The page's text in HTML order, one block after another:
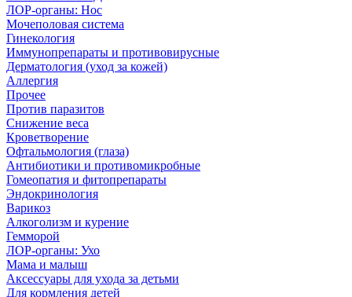
ЛОР-органы: Нос
Мочеполовая система
Гинекология
Иммунопрепараты и противовирусные
Дерматология (уход за кожей)
Аллергия
Прочее
Против паразитов
Снижение веса
Кроветворение
Офтальмология (глаза)
Антибиотики и противомикробные
Гомеопатия и фитопрепараты
Эндокринология
Варикоз
Алкоголизм и курение
Гемморой
ЛОР-органы: Ухо
Мама и малыш
Аксессуары для ухода за детьми
Для кормления детей